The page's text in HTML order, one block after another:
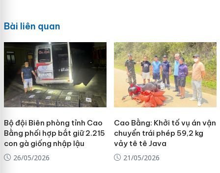
Bài liên quan
Bộ đội Biên phòng tỉnh Cao
Bằng phối hợp bắt giữ 2.215
con gà giống nhập lậu
26/05/2026
Cao Bằng: Khởi tố vụ án vận
chuyển trái phép 59,2 kg
vảy tê tê Java
21/05/2026